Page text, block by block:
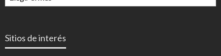
mensuales
Sitios de interés